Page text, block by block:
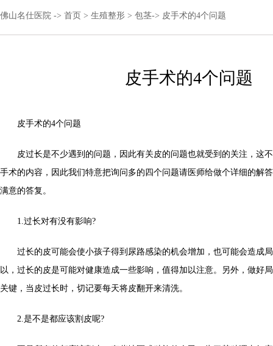
佛山名仕医院 -> 首页 > 生殖整形 > 包茎-> 皮手术的4个问题
皮手术的4个问题
皮手术的4个问题
皮过长是不少遇到的问题，因此有关皮的问题也就受到的关注，这
手术的内容，因此我们特意把询问多的四个问题请医师给做个详细的解
满意的答复。
1.过长对有没有影响?
过长的皮可能会使小孩子得到尿路感染的机会增加，也可能会造成
以，过长的皮是可能对健康造成一些影响，值得加以注意。另外，做好
关键，当皮过长时，切记要每天将皮翻开来清洗。
2.是不是都应该割皮呢?